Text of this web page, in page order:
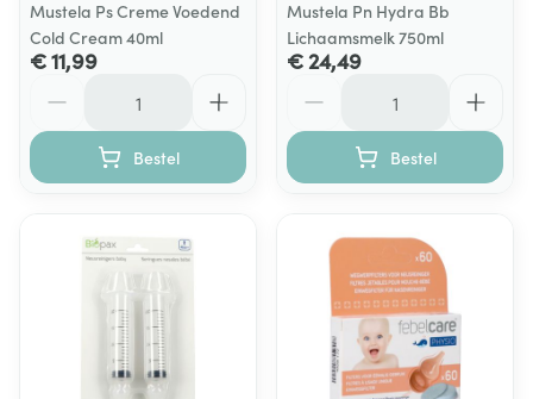
Mustela Ps Creme Voedend
Cold Cream 40ml
€ 11,99
Bestel
Mustela Pn Hydra Bb
Lichaamsmelk 750ml
€ 24,49
Bestel